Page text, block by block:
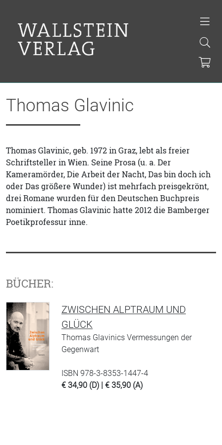
Thomas Glavinic
Thomas Glavinic, geb. 1972 in Graz, lebt als freier
Schriftsteller in Wien. Seine Prosa (u. a. Der
Kameramörder, Die Arbeit der Nacht, Das bin doch ich
oder Das größere Wunder) ist mehrfach preisgekrönt,
drei Romane wurden für den Deutschen Buchpreis
nominiert. Thomas Glavinic hatte 2012 die Bamberger
Poetikprofessur inne.
BÜCHER:
ZWISCHEN ALPTRAUM UND
GLÜCK
Thomas Glavinics Vermessungen der
Gegenwart
ISBN 978-3-8353-1447-4
€ 34,90 (D) | € 35,90 (A)